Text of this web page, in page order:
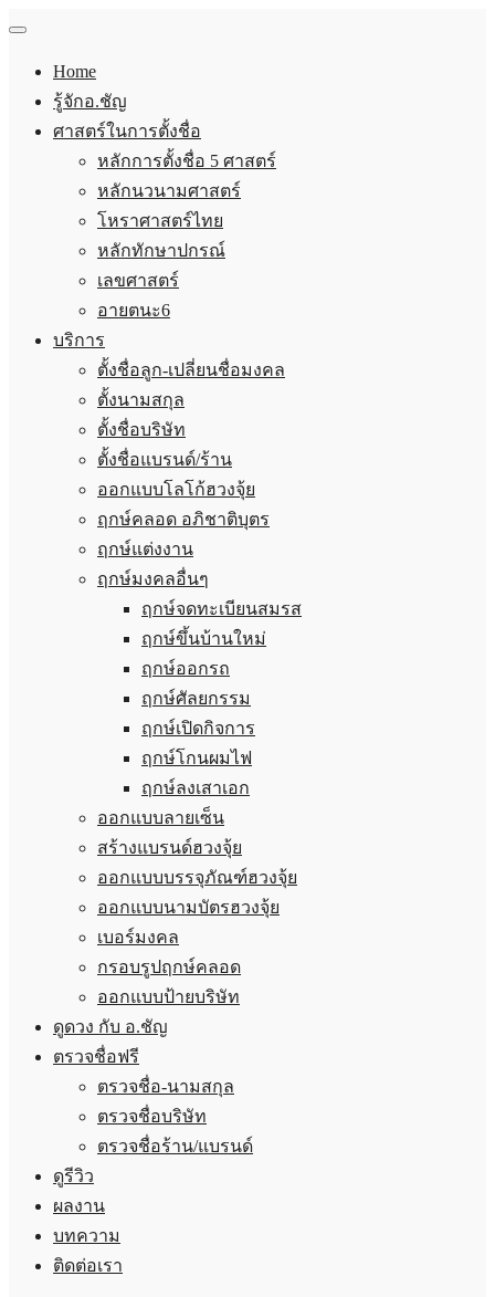
Home
รู้จักอ.ชัญ
ศาสตร์ในการตั้งชื่อ
หลักการตั้งชื่อ 5 ศาสตร์
หลักนวนามศาสตร์
โหราศาสตร์ไทย
หลักทักษาปกรณ์
เลขศาสตร์
อายตนะ6
บริการ
ตั้งชื่อลูก-เปลี่ยนชื่อมงคล
ตั้งนามสกุล
ตั้งชื่อบริษัท
ตั้งชื่อแบรนด์/ร้าน
ออกแบบโลโก้ฮวงจุ้ย
ฤกษ์คลอด อภิชาติบุตร
ฤกษ์แต่งงาน
ฤกษ์มงคลอื่นๆ
ฤกษ์จดทะเบียนสมรส
ฤกษ์ขึ้นบ้านใหม่
ฤกษ์ออกรถ
ฤกษ์ศัลยกรรม
ฤกษ์เปิดกิจการ
ฤกษ์โกนผมไฟ
ฤกษ์ลงเสาเอก
ออกแบบลายเซ็น
สร้างแบรนด์ฮวงจุ้ย
ออกแบบบรรจุภัณฑ์ฮวงจุ้ย
ออกแบบนามบัตรฮวงจุ้ย
เบอร์มงคล
กรอบรูปฤกษ์คลอด
ออกแบบป้ายบริษัท
ดูดวง กับ อ.ชัญ
ตรวจชื่อฟรี
ตรวจชื่อ-นามสกุล
ตรวจชื่อบริษัท
ตรวจชื่อร้าน/แบรนด์
ดูรีวิว
ผลงาน
บทความ
ติดต่อเรา